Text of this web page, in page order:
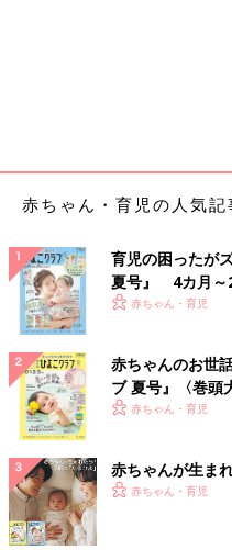
赤ちゃん・育児の人気
育児の困ったが
夏号』 4カ月～
いっぱい！
赤ちゃん・育児
赤ちゃんのお世
ブ 夏号』〈巻頭
く！ おっぱい・
赤ちゃん・育児
赤ちゃんが生ま
赤ちゃん・育児